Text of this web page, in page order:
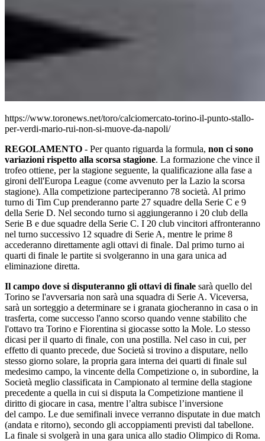
https://www.toronews.net/toro/calciomercato-torino-il-punto-stallo-
per-verdi-mario-rui-non-si-muove-da-napoli/
REGOLAMENTO - Per quanto riguarda la formula, non ci sono
variazioni rispetto alla scorsa stagione. La formazione che vince il
trofeo ottiene, per la stagione seguente, la qualificazione alla fase a
gironi dell'Europa League (come avvenuto per la Lazio la scorsa
stagione). Alla competizione parteciperanno 78 società. Al primo
turno di Tim Cup prenderanno parte 27 squadre della Serie C e 9
della Serie D. Nel secondo turno si aggiungeranno i 20 club della
Serie B e due squadre della Serie C. I 20 club vincitori affronteranno
nel turno successivo 12 squadre di Serie A, mentre le prime 8
accederanno direttamente agli ottavi di finale. Dal primo turno ai
quarti di finale le partite si svolgeranno in una gara unica ad
eliminazione diretta.
Il campo dove si disputeranno gli ottavi di finale sarà quello del
Torino se l'avversaria non sarà una squadra di Serie A. Viceversa,
sarà un sorteggio a determinare se i granata giocheranno in casa o in
trasferta, come successo l'anno scorso quando venne stabilito che
l'ottavo tra Torino e Fiorentina si giocasse sotto la Mole. Lo stesso
dicasi per il quarto di finale, con una postilla. Nel caso in cui, per
effetto di quanto precede, due Società si trovino a disputare, nello
stesso giorno solare, la propria gara interna dei quarti di finale sul
medesimo campo, la vincente della Competizione o, in subordine, la
Società meglio classificata in Campionato al termine della stagione
precedente a quella in cui si disputa la Competizione mantiene il
diritto di giocare in casa, mentre l’altra subisce l’inversione
del campo. Le due semifinali invece verranno disputate in due match
(andata e ritorno), secondo gli accoppiamenti previsti dal tabellone.
La finale si svolgerà in una gara unica allo stadio Olimpico di Roma.